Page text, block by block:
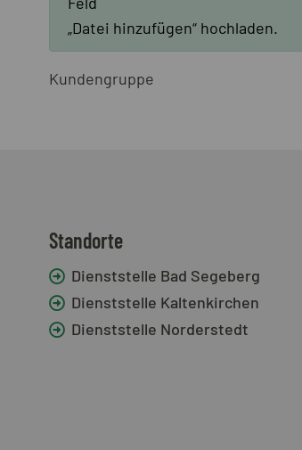
„Datei hinzufügen“ hochladen.
Kundengruppe
Standorte
Dienststelle Bad Segeberg
Dienststelle Kaltenkirchen
Dienststelle Norderstedt